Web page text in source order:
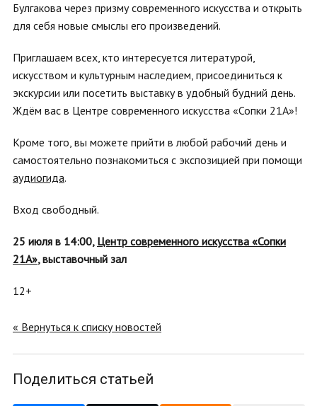
Булгакова через призму современного искусства и открыть
для себя новые смыслы его произведений.
Приглашаем всех, кто интересуется литературой,
искусством и культурным наследием, присоединиться к
экскурсии или посетить выставку в удобный будний день.
Ждём вас в Центре современного искусства «Сопки 21А»!
Кроме того, вы можете прийти в любой рабочий день и
самостоятельно познакомиться с экспозицией при помощи
аудиогида.
Вход свободный.
25 июля в 14:00, Центр современного искусства «Сопки
21А», выставочный зал
12+
« Вернуться к списку новостей
Поделиться статьей